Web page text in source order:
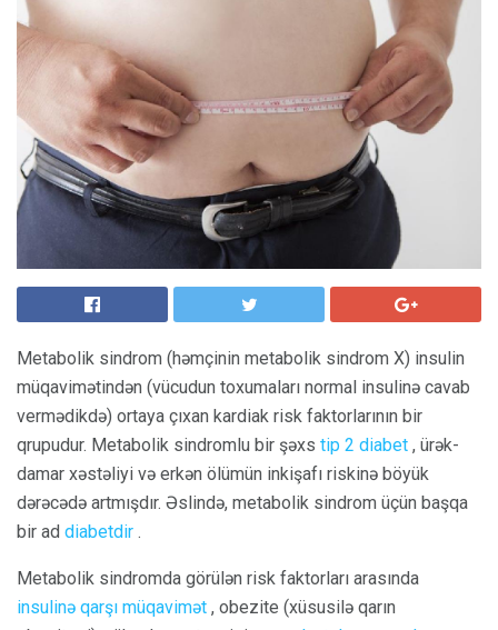
Metabolik sindrom (həmçinin metabolik sindrom X) insulin
müqavimətindən (vücudun toxumaları normal insulinə cavab
vermədikdə) ortaya çıxan kardiak risk faktorlarının bir
qrupudur. Metabolik sindromlu bir şəxs tip 2 diabet , ürək-
damar xəstəliyi və erkən ölümün inkişafı riskinə böyük
dərəcədə artmışdır. Əslində, metabolik sindrom üçün başqa
bir ad diabetdir .
Metabolik sindromda görülən risk faktorları arasında
insulinə qarşı müqavimət , obezite (xüsusilə qarın